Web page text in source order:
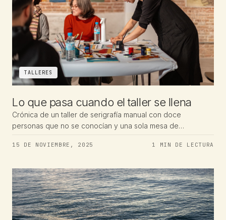
TALLERES
Lo que pasa cuando el taller se llena
Crónica de un taller de serigrafía manual con doce
personas que no se conocían y una sola mesa de
15 DE NOVIEMBRE, 2025 1 MIN DE LECTURA